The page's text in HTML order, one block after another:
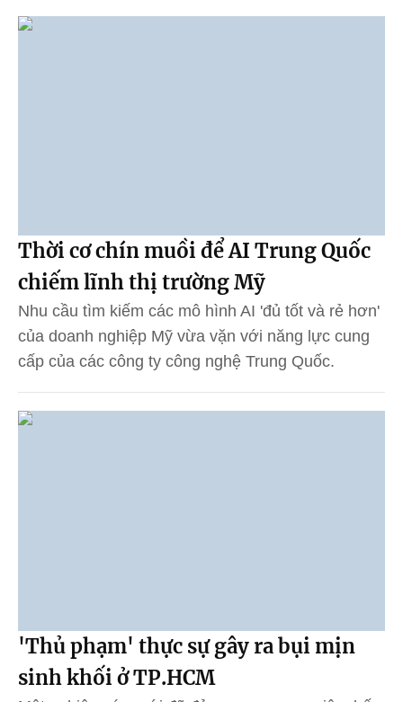
Thời cơ chín muồi để AI Trung Quốc
chiếm lĩnh thị trường Mỹ
Nhu cầu tìm kiếm các mô hình AI 'đủ tốt và rẻ hơn'
của doanh nghiệp Mỹ vừa vặn với năng lực cung
cấp của các công ty công nghệ Trung Quốc.
'Thủ phạm' thực sự gây ra bụi mịn
sinh khối ở TP.HCM